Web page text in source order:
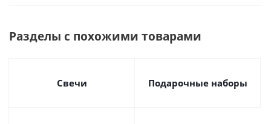
Разделы с похожими товарами
Свечи Подарочные наборы